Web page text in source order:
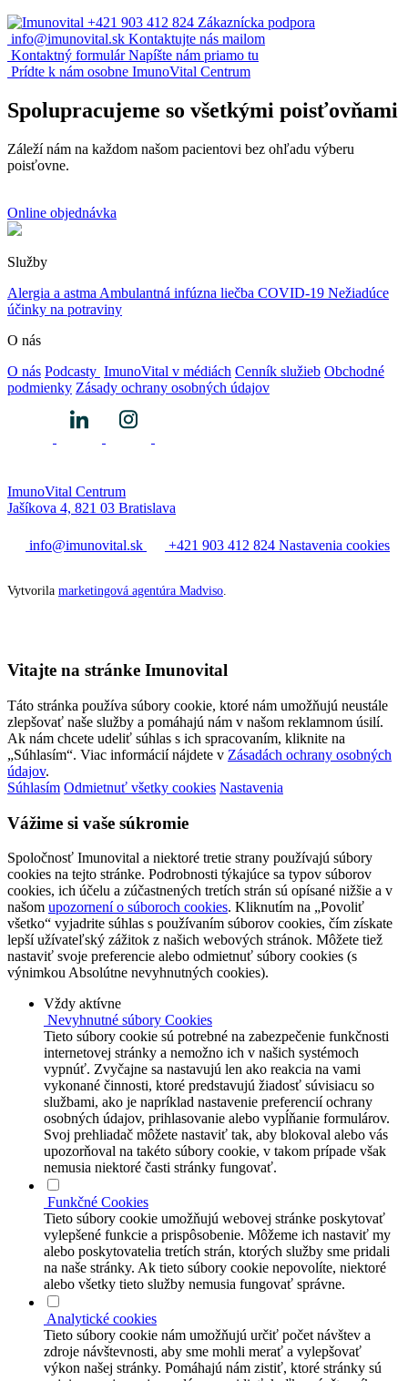
+421 903 412 824 Zákaznícka podpora
info@imunovital.sk Kontaktujte nás mailom
Kontaktný formulár Napíšte nám priamo tu
Prídte k nám osobne ImunoVital Centrum
Spolupracujeme so všetkými poisťovňami
Záleží nám na každom našom pacientovi bez ohľadu výberu
poisťovne.
Online objednávka
Služby
Alergia a astma Ambulantná infúzna liečba COVID-19 Nežiadúce
účinky na potraviny
O nás
O nás Podcasty ImunoVital v médiách Cenník služieb Obchodné
podmienky Zásady ochrany osobných údajov
ImunoVital Centrum
Jašíkova 4, 821 03 Bratislava
info@imunovital.sk +421 903 412 824 Nastavenia cookies
Vytvorila marketingová agentúra Madviso
Vitajte na stránke Imunovital
Táto stránka používa súbory cookie, ktoré nám umožňujú neustále
zlepšovať naše služby a pomáhajú nám v našom reklamnom úsilí.
Ak nám chcete udeliť súhlas s ich spracovaním, kliknite na
„Súhlasím“. Viac informácií nájdete v Zásadách ochrany osobných
údajov.
Súhlasím Odmietnuť všetky cookies Nastavenia
Vážime si vaše súkromie
Spoločnosť Imunovital a niektoré tretie strany používajú súbory
cookies na tejto stránke. Podrobnosti týkajúce sa typov súborov
cookies, ich účelu a zúčastnených tretích strán sú opísané nižšie a v
našom upozornení o súboroch cookies. Kliknutím na „Povoliť
všetko“ vyjadrite súhlas s používaním súborov cookies, čím získate
lepší užívateľský zážitok z našich webových stránok. Môžete tiež
nastaviť svoje preferencie alebo odmietnuť súbory cookies (s
výnimkou Absolútne nevyhnutných cookies).
Vždy aktívne
Nevyhnutné súbory Cookies
Tieto súbory cookie sú potrebné na zabezpečenie funkčnosti
internetovej stránky a nemožno ich v našich systémoch
vypnúť. Zvyčajne sa nastavujú len ako reakcia na vami
vykonané činnosti, ktoré predstavujú žiadosť súvisiacu so
službami, ako je napríklad nastavenie preferencií ochrany
osobných údajov, prihlasovanie alebo vypĺňanie formulárov.
Svoj prehliadač môžete nastaviť tak, aby blokoval alebo vás
upozorňoval na takéto súbory cookie, v takom prípade však
nemusia niektoré časti stránky fungovať.
Funkčné Cookies
Tieto súbory cookie umožňujú webovej stránke poskytovať
vylepšené funkcie a prispôsobenie. Môžeme ich nastaviť my
alebo poskytovatelia tretích strán, ktorých služby sme pridali
na naše stránky. Ak tieto súbory cookie nepovolíte, niektoré
alebo všetky tieto služby nemusia fungovať správne.
Analytické cookies
Tieto súbory cookie nám umožňujú určiť počet návštev a
zdroje návštevnosti, aby sme mohli merať a vylepšovať
výkon našej stránky. Pomáhajú nám zistiť, ktoré stránky sú